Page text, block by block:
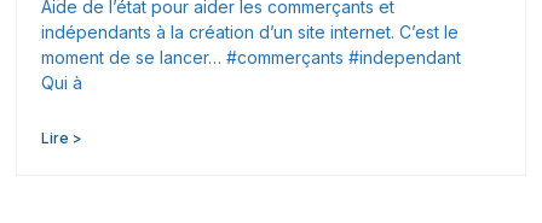
Aide de l’état pour aider les commerçants et
indépendants à la création d’un site internet. C’est le
moment de se lancer… #commerçants #independant
Qui à
Lire >